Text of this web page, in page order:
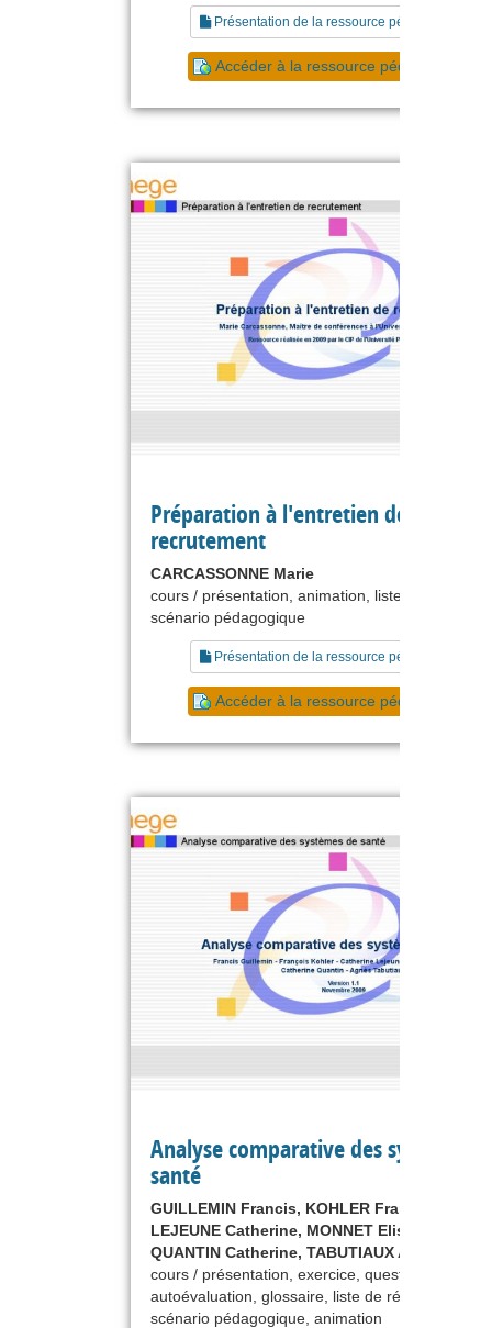
Présentation de la ressource pédagogique
Accéder à la ressource pédagogique
Préparation à l'entretien de
recrutement
CARCASSONNE Marie
cours / présentation, animation, liste de
scénario pédagogique
Présentation de la ressource pédagogique
Accéder à la ressource pédagogique
Analyse comparative des systèmes
santé
GUILLEMIN Francis, KOHLER François,
LEJEUNE Catherine, MONNET Elisabeth,
QUANTIN Catherine, TABUTIAUX Agnès
cours / présentation, exercice, questionnaire,
autoévaluation, glossaire, liste de références,
scénario pédagogique, animation